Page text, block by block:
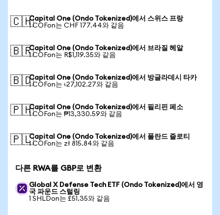
🇨🇭Capital One (Ondo Tokenized)에서 스위스 프랑
1 COFon는 CHF 177.44와 같음
🇧🇷Capital One (Ondo Tokenized)에서 브라질 헤알
1 COFon는 R$1,119.35와 같음
🇧🇩Capital One (Ondo Tokenized)에서 방글라데시 타카
1 COFon는 ৳27,102.27와 같음
🇵🇭Capital One (Ondo Tokenized)에서 필리핀 페소
1 COFon는 ₱13,330.59와 같음
🇵🇱Capital One (Ondo Tokenized)에서 폴란드 즐로티
1 COFon는 zł 815.84와 같음
다른 RWA를 GBP로 변환
Global X Defense Tech ETF (Ondo Tokenized)에서 영
국 파운드 스털링
1 SHLDon는 £51.35와 같음